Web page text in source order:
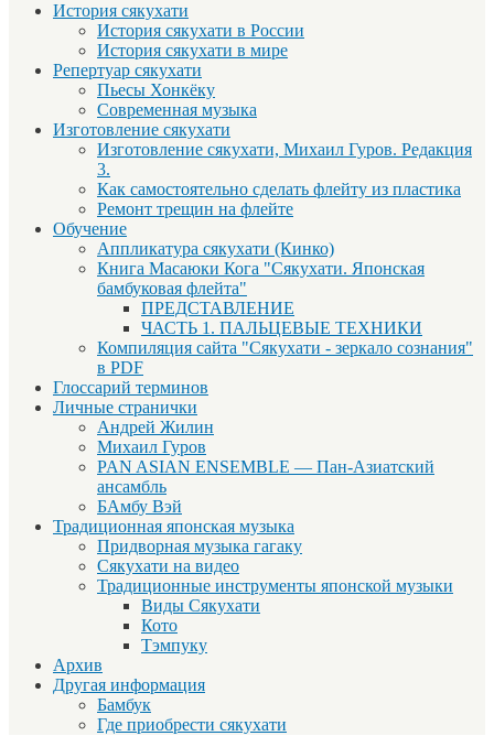
История сякухати
История сякухати в России
История сякухати в мире
Репертуар сякухати
Пьесы Хонкёку
Современная музыка
Изготовление сякухати
Изготовление сякухати, Михаил Гуров. Редакция
3.
Как самостоятельно сделать флейту из пластика
Ремонт трещин на флейте
Обучение
Аппликатура сякухати (Кинко)
Книга Масаюки Кога "Сякухати. Японская
бамбуковая флейта"
ПРЕДСТАВЛЕНИЕ
ЧАСТЬ 1. ПАЛЬЦЕВЫЕ ТЕХНИКИ
Компиляция сайта "Сякухати - зеркало сознания"
в PDF
Глоссарий терминов
Личные странички
Андрей Жилин
Михаил Гуров
PAN ASIAN ENSEMBLE — Пан-Азиатский
ансамбль
БАмбу Вэй
Традиционная японская музыка
Придворная музыка гагаку
Сякухати на видео
Традиционные инструменты японской музыки
Виды Сякухати
Кото
Тэмпуку
Архив
Другая информация
Бамбук
Где приобрести сякухати